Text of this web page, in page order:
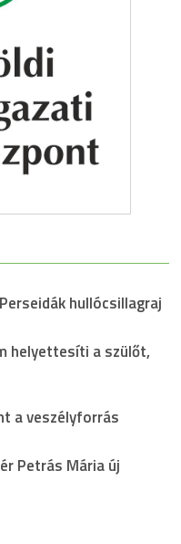
hullócsillagraj
helyettesíti a szülőt,
a veszélyforrás
Petrás Mária új